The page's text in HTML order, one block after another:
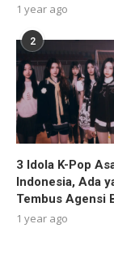
1 year ago
2
3 Idola K-Pop
Indonesia, Ada
Tembus Agensi
1 year ago